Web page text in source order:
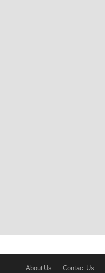
About Us Contact Us